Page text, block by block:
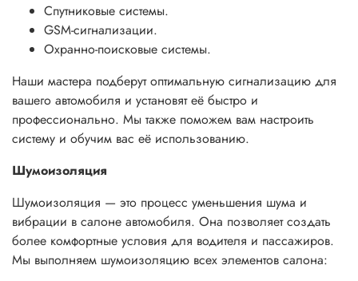
Спутниковые системы.
GSM-сигнализации.
Охранно-поисковые системы.
Наши мастера подберут оптимальную сигнализацию для
вашего автомобиля и установят её быстро и
профессионально. Мы также поможем вам настроить
систему и обучим вас её использованию.
Шумоизоляция
Шумоизоляция — это процесс уменьшения шума и
вибрации в салоне автомобиля. Она позволяет создать
более комфортные условия для водителя и пассажиров.
Мы выполняем шумоизоляцию всех элементов салона: